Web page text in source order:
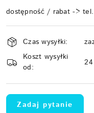
dostępność / rabat ->
Dostępność
i
dostawa
Czas wysyłki:
Koszt wysyłki
od:
24
Zadaj pytanie